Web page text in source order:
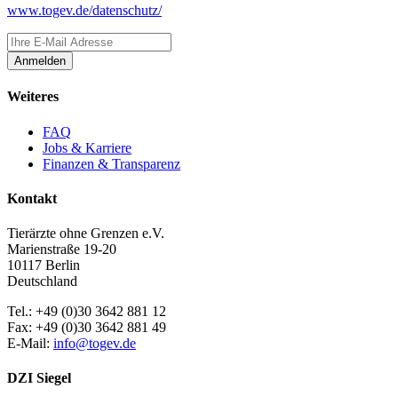
www.togev.de/datenschutz/
Anmelden
Weiteres
FAQ
Jobs & Karriere
Finanzen & Transparenz
Kontakt
Tierärzte ohne Grenzen e.V.
Marienstraße 19-20
10117 Berlin
Deutschland
Tel.: +49 (0)30 3642 881 12
Fax: +49 (0)30 3642 881 49
E-Mail: info@togev.de
DZI Siegel